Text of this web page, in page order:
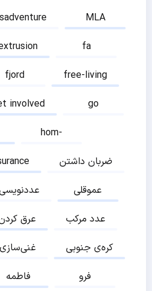
MLA
fa
fjord
free-living
involved
go
hom-
ضربان داشتن
عموقلی
عرق
عدد مرکب
غنی‌سازی
کره‌ی جنوبی
فاطمه
فرو